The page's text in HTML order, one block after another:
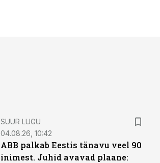
SUUR LUGU
04.08.26, 10:42
ABB palkab Eestis tänavu veel 90
inimest. Juhid avavad plaane: